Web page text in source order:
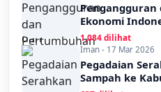
Pengangguran
Ekonomi
1,084 dilihat
Iman - 17 Mar 2026
Pegadaian
Sampah ke